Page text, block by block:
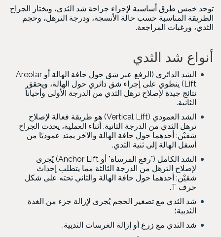
توجد خمس طرق أساسية لإجراء جراحة شد الثدي، ويختار الجراح
الطريقة المناسبة حسب حالة الأنسجة، ودرجة الترهل، وحجم
الثدي، ورغبات المراجعة.
أنواع شد الثدي
الشد الدائري (الرفع عبر شق حول حافة الهالة أو Areolar
Lift) ينطوي على إجراء شق دائري حول الهالة، ويحقق
نتائج جيدة لإصلاح ترهل الثدي من الدرجة الأولى وأحياناً
الثانية.
الشد العمودي (Vertical Lift) هو طريقة فعالة لإصلاح
ترهل الثدي من الدرجة الثانية. أثناء العملية، يحدث الجراح
شقيْن: أحدهما حول حافة الهالة والآخر يمتد عموديًا من
أسفل الهالة إلى ثنية الثدي.
الشد الكامل ("رفع المرساة" أو Anchor Lift) يُجرى
لإصلاح الترهل من الدرجة الثالثة مما يتطلب إحداث
شقيْن: أحدهما حول حافة الهالة والثاني تحته على شكل
حرف T.
شد الثدي مع تصغير الحجم يُجرى لإزالة جزء من الغدة
الثديية؛
شد الثدي مع زرع أو إزالة الغرسات الثديية.